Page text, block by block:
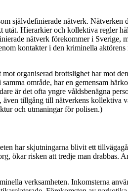
självdefinierade nätverk. Nätverken
utåt. Hierarkier och kollektiva regler
nätverk förekommer i Sverige,
kontakter i den kriminella aktörens
organiserad brottslighet har mot
område, har en gemensam
är det ofta yngre våldsbenägna
tillgång till nätverkens kollektiva
och utmaningar för polisen.)
har skjutningarna blivit ett
ökar risken att tredje man drabbas.
verksamheten. Inkomsterna